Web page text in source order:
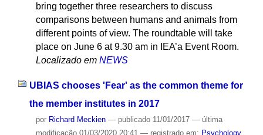
bring together three researchers to discuss
comparisons between humans and animals from
different points of view. The roundtable will take
place on June 6 at 9.30 am in IEA’a Event Room.
Localizado em NEWS
UBIAS chooses 'Fear' as the common theme for
the member institutes in 2017
por Richard Meckien — publicado11/01/2017 — última
modificação01/03/2020 20:41 — registrado em: Psychology,